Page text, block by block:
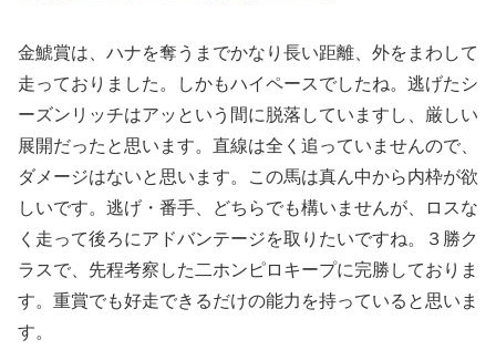
金鯱賞は、ハナを奪うまでかなり長い距離、外をまわして
走っておりました。しかもハイペースでしたね。逃げたシ
ーズンリッチはアッという間に脱落していますし、厳しい
展開だったと思います。直線は全く追っていませんので、
ダメージはないと思います。この馬は真ん中から内枠が欲
しいです。逃げ・番手、どちらでも構いませんが、ロスな
く走って後ろにアドバンテージを取りたいですね。３勝ク
ラスで、先程考察した二ホンピロキープに完勝しておりま
す。重賞でも好走できるだけの能力を持っていると思いま
す。